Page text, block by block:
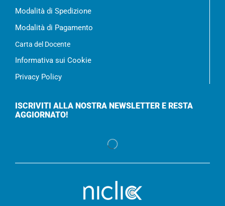
Modalità di Spedizione
Modalità di Pagamento
Carta del Docente
Informativa sui Cookie
Privacy Policy
ISCRIVITI ALLA NOSTRA NEWSLETTER E RESTA
AGGIORNATO!